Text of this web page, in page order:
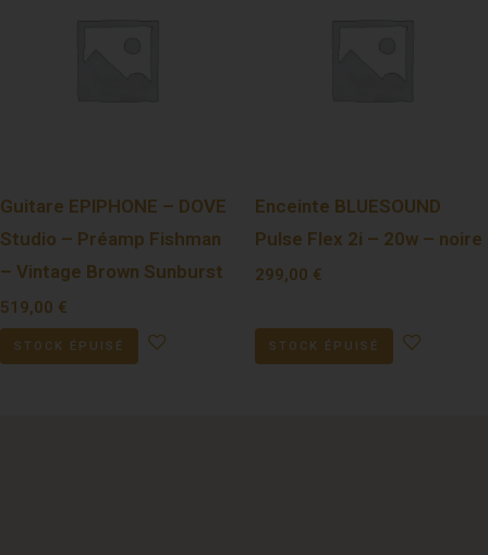
Guitare EPIPHONE – DOVE
Studio – Préamp Fishman
– Vintage Brown Sunburst
519,00 €
STOCK ÉPUISÉ
Enceinte BLUESOUND
Pulse Flex 2i – 20w – noire
299,00 €
STOCK ÉPUISÉ